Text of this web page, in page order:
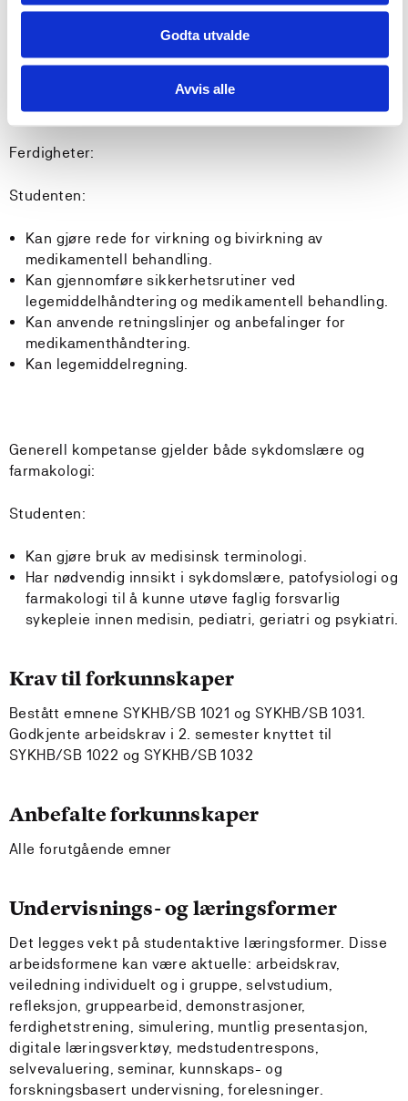
Godta utvalde
Avvis alle
Ferdigheter:
Studenten:
Kan gjøre rede for virkning og bivirkning av
medikamentell behandling.
Kan gjennomføre sikkerhetsrutiner ved
legemiddelhåndtering og medikamentell behandling.
Kan anvende retningslinjer og anbefalinger for
medikamenthåndtering.
Kan legemiddelregning.
Generell kompetanse gjelder både sykdomslære og
farmakologi:
Studenten:
Kan gjøre bruk av medisinsk terminologi.
Har nødvendig innsikt i sykdomslære, patofysiologi og
farmakologi til å kunne utøve faglig forsvarlig
sykepleie innen medisin, pediatri, geriatri og psykiatri.
Krav til forkunnskaper
Bestått emnene SYKHB/SB 1021 og SYKHB/SB 1031.
Godkjente arbeidskrav i 2. semester knyttet til
SYKHB/SB 1022 og SYKHB/SB 1032
Anbefalte forkunnskaper
Alle forutgående emner
Undervisnings- og læringsformer
Det legges vekt på studentaktive læringsformer. Disse
arbeidsformene kan være aktuelle: arbeidskrav,
veiledning individuelt og i gruppe, selvstudium,
refleksjon, gruppearbeid, demonstrasjoner,
ferdighetstrening, simulering, muntlig presentasjon,
digitale læringsverktøy, medstudentrespons,
selvevaluering, seminar, kunnskaps- og
forskningsbasert undervisning, forelesninger.